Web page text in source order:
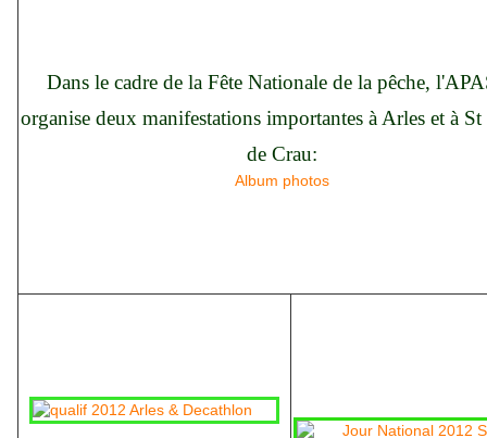
Dans le cadre de la Fête Nationale de la pêche,
organise deux manifestations importantes à Arles et à
de Crau:
Album photos